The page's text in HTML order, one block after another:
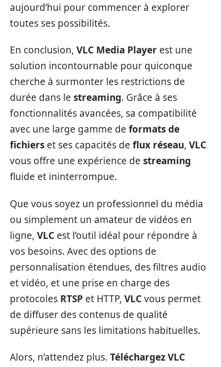
aujourd’hui pour commencer à explorer
toutes ses possibilités.
En conclusion, VLC Media Player est une
solution incontournable pour quiconque
cherche à surmonter les restrictions de
durée dans le streaming. Grâce à ses
fonctionnalités avancées, sa compatibilité
avec une large gamme de formats de
fichiers et ses capacités de flux réseau, VLC
vous offre une expérience de streaming
fluide et ininterrompue.
Que vous soyez un professionnel du média
ou simplement un amateur de vidéos en
ligne, VLC est l’outil idéal pour répondre à
vos besoins. Avec des options de
personnalisation étendues, des filtres audio
et vidéo, et une prise en charge des
protocoles RTSP et HTTP, VLCvous permet
de diffuser des contenus de qualité
supérieure sans les limitations habituelles.
Alors, n’attendez plus. TéléchargezVLC